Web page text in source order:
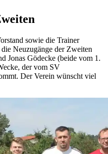
sowie die Trainer
Neuzugänge der Zweiten
Jonas Gödecke (beide vom 1.
der vom SV
Der Verein wünscht viel